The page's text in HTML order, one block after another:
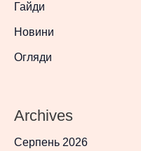
Гайди
Новини
Огляди
Archives
Серпень 2026